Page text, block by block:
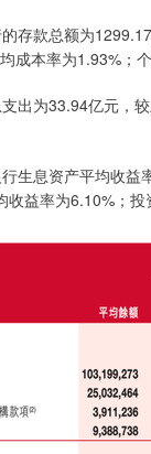
款总额为
成本率为1.93%；
为33.94亿元，
息资产平均收益
益率为6.10%；投